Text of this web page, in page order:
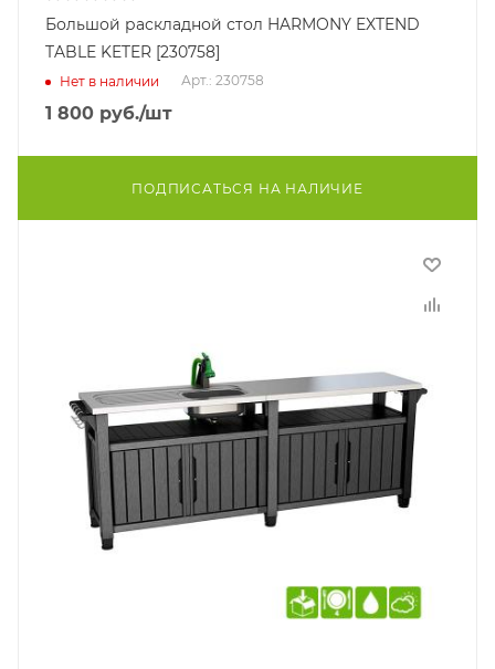
Большой раскладной стол HARMONY EXTEND
TABLE KETER [230758]
Нет в наличии Арт.: 230758
1 800 руб./шт
ПОДПИСАТЬСЯ НА НАЛИЧИЕ